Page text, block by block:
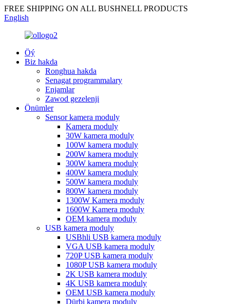
FREE SHIPPING ON ALL BUSHNELL PRODUCTS
English
Öý
Biz hakda
Ronghua hakda
Senagat programmalary
Enjamlar
Zawod gezelenji
Önümler
Sensor kamera moduly
Kamera moduly
30W kamera moduly
100W kamera moduly
200W kamera moduly
300W kamera moduly
400W kamera moduly
500W kamera moduly
800W kamera moduly
1300W Kamera moduly
1600W Kamera moduly
OEM kamera moduly
USB kamera moduly
USBhli USB kamera moduly
VGA USB kamera moduly
720P USB kamera moduly
1080P USB kamera moduly
2K USB kamera moduly
4K USB kamera moduly
OEM USB kamera moduly
Dürbi kamera moduly